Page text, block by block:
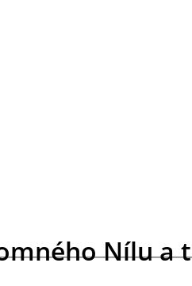
Nílu a